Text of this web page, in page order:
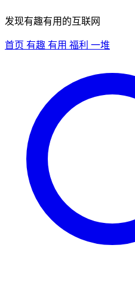
发现有趣有用的互联网
首页 有趣 有用 福利 一堆